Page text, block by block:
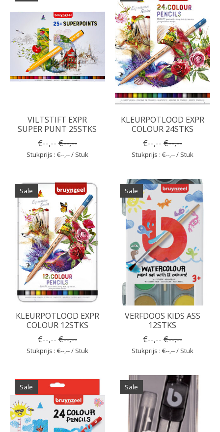
VILTSTIFT EXPR
SUPER PUNT 25STKS
€--,-- €--,--
Stukprijs : €--,-- / Stuk
KLEURPOTLOOD EXPR
COLOUR 24STKS
€--,-- €--,--
Stukprijs : €--,-- / Stuk
Sale
KLEURPOTLOOD EXPR
COLOUR 12STKS
€--,-- €--,--
Stukprijs : €--,-- / Stuk
Sale
VERFDOOS KIDS ASS
12STKS
€--,-- €--,--
Stukprijs : €--,-- / Stuk
Sale Sale